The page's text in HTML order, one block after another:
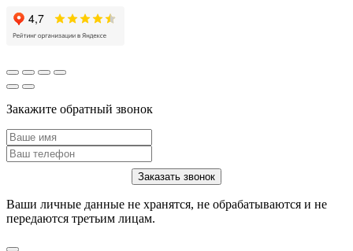
Закажите обратный звонок
Ваши личные данные не хранятся, не обрабатываются и не
передаются третьим лицам.